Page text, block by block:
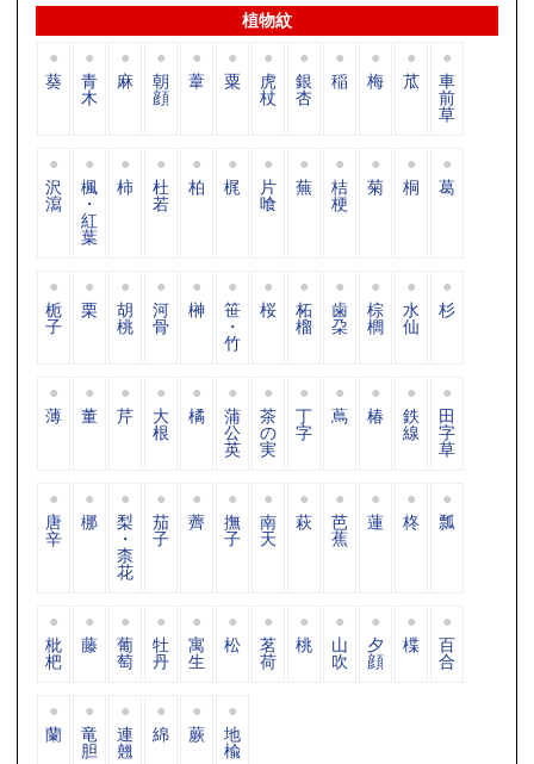
植物紋
葵 青
木
麻 朝
顔
葦 粟 虎
杖
銀
杏
稲 梅 苽 車
前
草
沢
瀉
楓
・
紅
葉
柿 杜
若
柏 梶 片
喰
蕪 桔
梗
菊 桐 葛
栀
子
栗 胡
桃
河
骨
榊 笹
・
竹
桜 柘
榴
歯
朶
棕
櫚
水
仙
杉
薄 董 芹 大
根
橘 蒲
公
英
茶
の
実
丁
字
蔦 椿 鉄
線
田
字
草
唐
辛
梛 梨
・
柰
花
茄
子
薺 撫
子
南
天
萩 芭
蕉
蓮 柊 瓢
枇
杷
藤 葡
萄
牡
丹
寓
生
松 茗
荷
桃 山
吹
夕
顔
楪 百
合
蘭 竜
胆
連
翹
綿 蕨 地
楡